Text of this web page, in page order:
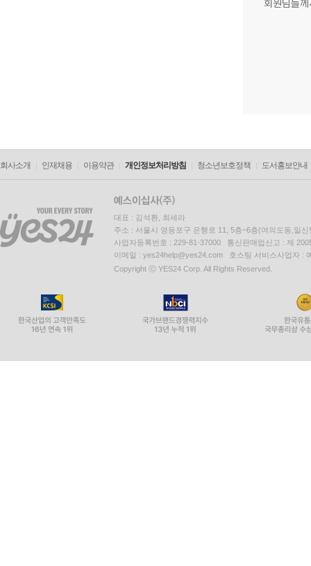
회원님들
회사소개 인재채용 이용약관 개인정보처리방침 청소년보호정책 도서홍보안내
대표 : 김석환, 최세라
주소 : 서울시 영등포구 은행로 11, 5층~6층(여의도동,일신
사업자등록번호 : 229-81-37000 통신판매업신고 : 제
이메일 : yes24help@yes24.com 호스팅 서비스사업자 :
Copyright ⓒ YES24 Corp. All Rights Reserved.